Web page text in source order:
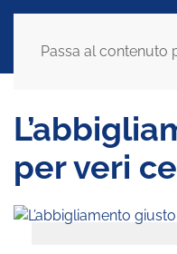
Passa al contenuto
per veri